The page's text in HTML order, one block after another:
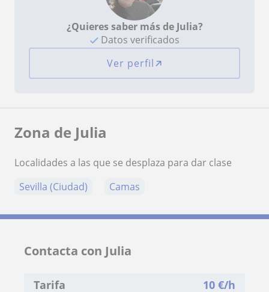
¿Quieres saber más de Julia?
Datos verificados
Ver perfil
Zona de Julia
Localidades a las que se desplaza para dar clase
Sevilla (Ciudad)
Camas
Contacta con Julia
Tarifa 10 €/h